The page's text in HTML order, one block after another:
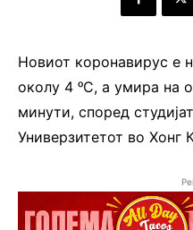
Новиот коронавирус е
околу 4 ᵒС, а умира на
минути, според
Универзитетот во Хонг